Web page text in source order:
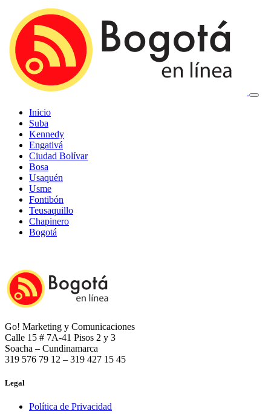
Inicio
Suba
Kennedy
Engativá
Ciudad Bolívar
Bosa
Usaquén
Usme
Fontibón
Teusaquillo
Chapinero
Bogotá
Go! Marketing y Comunicaciones
Calle 15 # 7A-41 Pisos 2 y 3
Soacha – Cundinamarca
319 576 79 12 – 319 427 15 45
Legal
Política de Privacidad